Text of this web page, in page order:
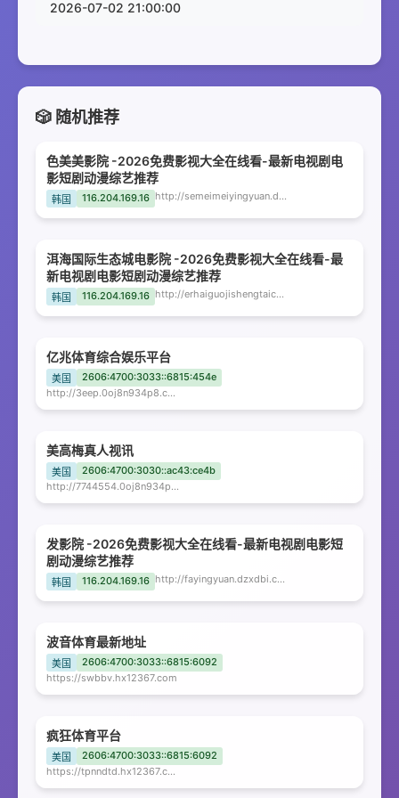
2026-07-02 21:00:00
🎲 随机推荐
色美美影院 -2026免费影视大全在线看-最新电视剧电
影短剧动漫综艺推荐
韩国 116.204.169.16 http://semeimeiyingyuan.dzxdbi.com
洱海国际生态城电影院 -2026免费影视大全在线看-最
新电视剧电影短剧动漫综艺推荐
韩国 116.204.169.16 http://erhaiguojishengtaichengdianyingyuan.dzxdbi.com
亿兆体育综合娱乐平台
美国
2606:4700:3033::6815:454e
http://3eep.0oj8n934p8.com
美高梅真人视讯
美国
2606:4700:3030::ac43:ce4b
http://7744554.0oj8n934p8.com
发影院 -2026免费影视大全在线看-最新电视剧电影短
剧动漫综艺推荐
韩国 116.204.169.16 http://fayingyuan.dzxdbi.com
波音体育最新地址
美国
2606:4700:3033::6815:6092
https://swbbv.hx12367.com
疯狂体育平台
美国
2606:4700:3033::6815:6092
https://tpnndtd.hx12367.com